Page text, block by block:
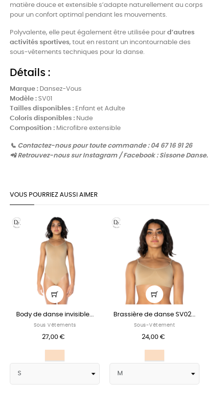
matière douce et extensible s’adapte naturellement au corps
pour un confort optimal pendant les mouvements.
Polyvalente, elle peut également être utilisée pour d’autres
activités sportives, tout en restant un incontournable des
sous-vêtements techniques pour la danse.
Détails :
Marque : Dansez-Vous
Modèle : SV01
Tailles disponibles : Enfant et Adulte
Coloris disponibles : Nude
Composition : Microfibre extensible
📞 Contactez-nous pour toute commande : 04 67 16 91 26
📲 Retrouvez-nous sur Instagram / Facebook : Sissone Danse.
VOUS POURRIEZ AUSSI AIMER
Body de danse invisible...
Sous Vêtements
27,00 €
Brassière de danse SV02...
Sous-Vêtement
24,00 €